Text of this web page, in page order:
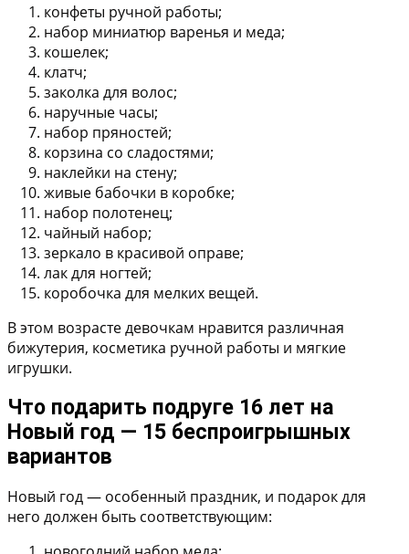
конфеты ручной работы;
набор миниатюр варенья и меда;
кошелек;
клатч;
заколка для волос;
наручные часы;
набор пряностей;
корзина со сладостями;
наклейки на стену;
живые бабочки в коробке;
набор полотенец;
чайный набор;
зеркало в красивой оправе;
лак для ногтей;
коробочка для мелких вещей.
В этом возрасте девочкам нравится различная
бижутерия, косметика ручной работы и мягкие
игрушки.
Что подарить подруге 16 лет на
Новый год — 15 беспроигрышных
вариантов
Новый год — особенный праздник, и подарок для
него должен быть соответствующим: